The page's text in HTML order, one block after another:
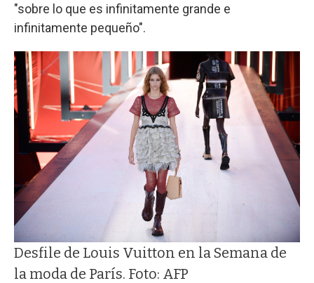
"sobre lo que es infinitamente grande e
infinitamente pequeño".
Desfile de Louis Vuitton en la Semana de
la moda de París. Foto: AFP